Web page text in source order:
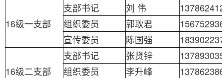
16级一支部
支部书记 刘 伟
组织委员
郭耿君
宣传委员
陈国强
16级二支部
支部书记 张贤锌
组织委员
李升峰